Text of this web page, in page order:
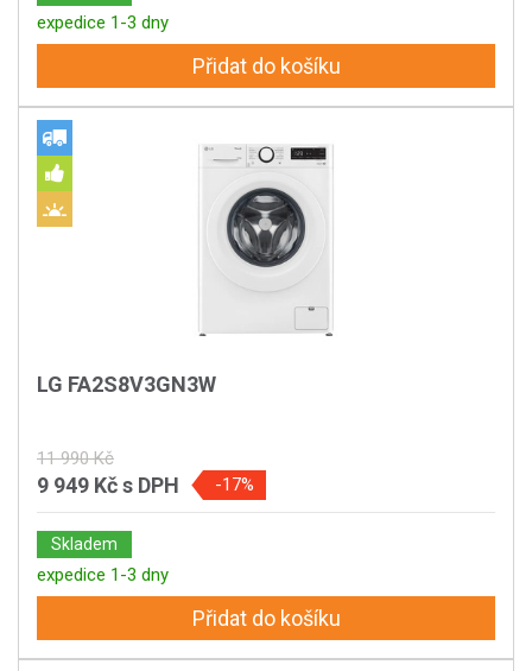
expedice 1-3 dny
Přidat do košíku
LG FA2S8V3GN3W
11 990 Kč
9 949 Kčs DPH -17%
Skladem
expedice 1-3 dny
Přidat do košíku